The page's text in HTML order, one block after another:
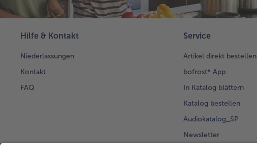
Hilfe & Kontakt
Niederlassungen
Kontakt
FAQ
Service
Artikel direkt bestellen
bofrost* App
In Katalog blättern
Katalog bestellen
Audiokatalog_SP
Newsletter